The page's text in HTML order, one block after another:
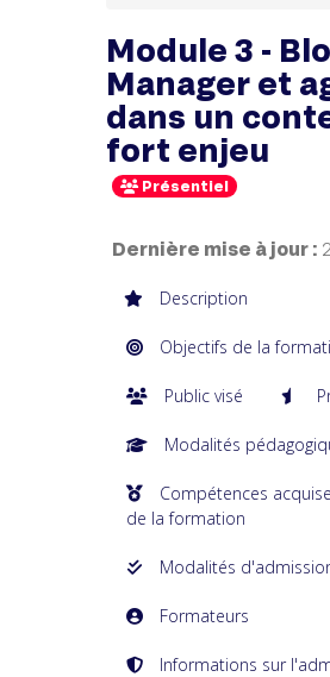
Module 3 -
Manager et
dans un
fort enjeu
Présentiel
Dernière mise à jour :
Description
Objectifs de la
Public visé
Modalités
Compétences
de la formation
Modalités
Formateurs
Informations sur